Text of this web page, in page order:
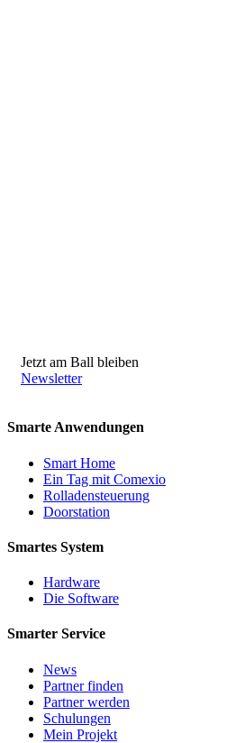
Jetzt am Ball bleiben
Newsletter
Smarte Anwendungen
Smart Home
Ein Tag mit Comexio
Rolladensteuerung
Doorstation
Smartes System
Hardware
Die Software
Smarter Service
News
Partner finden
Partner werden
Schulungen
Mein Projekt